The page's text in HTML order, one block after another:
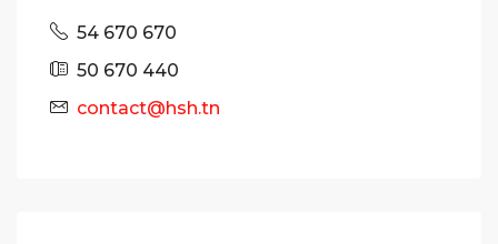
54 670 670
50 670 440
contact@hsh.tn